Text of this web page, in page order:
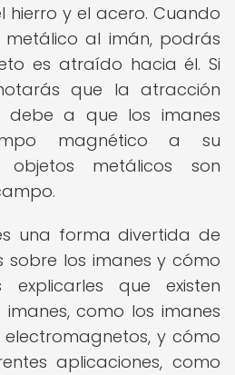
hierro y el acero. Cuando
al imán, podrás
es atraído hacia él. Si
que la atracción
debe a que los imanes
magnético a su
metálicos son
una forma divertida de
sobre los imanes y cómo
explicarles que existen
como los imanes
y cómo
aplicaciones, como